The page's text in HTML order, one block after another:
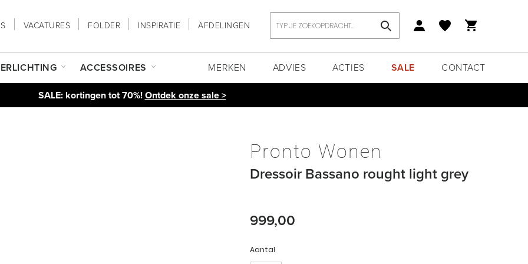
VACATURES FOLDER INSPIRATIE AFDELINGEN
ACCESSOIRES MERKEN ADVIES ACTIES SALE CONTACT
SALE: kortingen tot 70%!Ontdek onze sale >
Pronto Wonen
Dressoir Bassano rought light grey
999,00
Aantal